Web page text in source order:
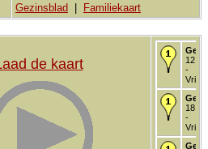
Gezinsblad Familiekaart
de kaart
12
-
18
-